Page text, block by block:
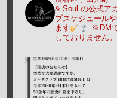
& Soul の公式ア
ブスケジュール
ます
※DM
しておりません